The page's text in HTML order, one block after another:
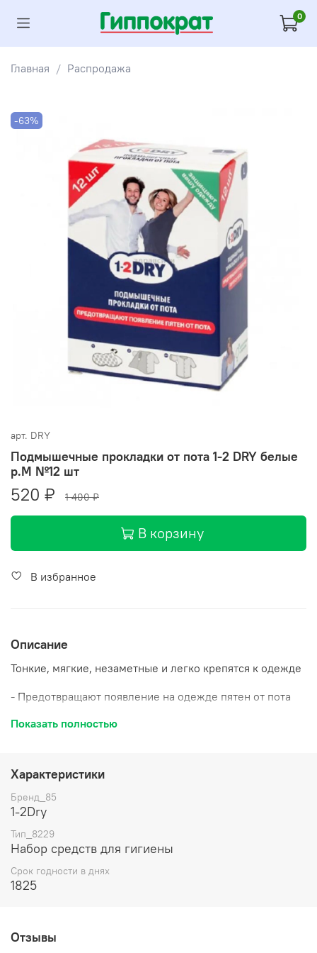
0
Главная Распродажа
-63%
арт. DRY
Подмышечные прокладки от пота 1-2 DRY белые
р.М №12 шт
520 ₽ 1 400 ₽
В корзину
В избранное
Описание
Тонкие, мягкие, незаметные и легко крепятся к одежде
- Предотвращают появление на одежде пятен от пота
- Увеличивают срок носки одежды
- Цвет: белые
Изготовлены из 100% хлопка по специальной
технологии 1-2 DRY (Голландия)
Защищают одежду от пятен пота и дезодоранта,
увеличивают срок носки одежды
Принимают форму тела и не выделяются
Показать полностью
Характеристики
Бренд_85
1-2Dry
Тип_8229
Набор средств для гигиены
Срок годности в днях
1825
Отзывы